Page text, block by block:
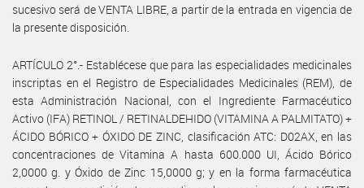
sucesivo será de VENTA LIBRE, a partir de la entrada en vigencia de
la presente disposición.
ARTÍCULO 2°.- Establécese que para las especialidades medicinales
inscriptas en el Registro de Especialidades Medicinales (REM), de
esta Administración Nacional, con el Ingrediente Farmacéutico
Activo (IFA) RETINOL / RETINALDEHIDO (VITAMINA A PALMITATO) +
ÁCIDO BÓRICO + ÓXIDO DE ZINC, clasificación ATC: D02AX, en las
concentraciones de Vitamina A hasta 600.000 UI, Ácido Bórico
2,0000 g. y Óxido de Zinc 15,0000 g; y en la forma farmacéutica